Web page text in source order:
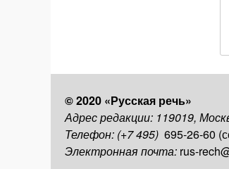
© 2020 «Русская речь»
Адрес редакции: 119019,
Телефон: (+7 495) 695-26-60
Электронная почта: rus-